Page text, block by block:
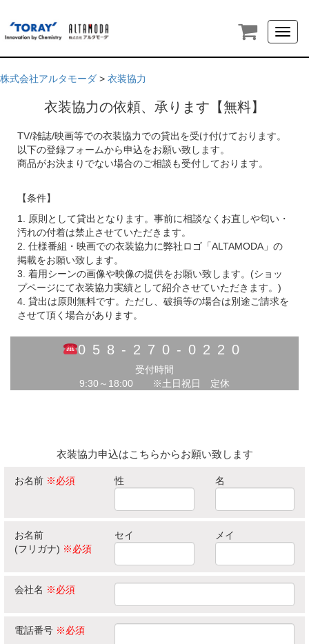
株式会社アルタモーダ > 衣装協力
衣装協力の依頼、承ります【無料】
TV/雑誌/映画等での衣装協力での貸出を受け付けております。
以下の登録フォームから申込をお願い致します。
商品がお決まりでない場合のご相談も受付しております。
【条件】
1. 原則として貸出となります。事前に相談なくお直しや匂い・
汚れの付着は禁止させていただきます。
2. 仕様番組・映画での衣装協力に弊社ロゴ「ALTAMODA」の
掲載をお願い致します。
3. 着用シーンの画像や映像の提供をお願い致します。(ショッ
プページにて衣装協力実績として紹介させていただきます。)
4. 貸出は原則無料です。ただし、破損等の場合は別途ご請求を
させて頂く場合があります。
058-270-0220
受付時間
9:30～18:00 ※土日祝日 定休
衣装協力申込はこちらからお願い致します
お名前 ※必須 性 名
お名前
(フリガナ) ※必須
セイ メイ
会社名 ※必須
電話番号 ※必須